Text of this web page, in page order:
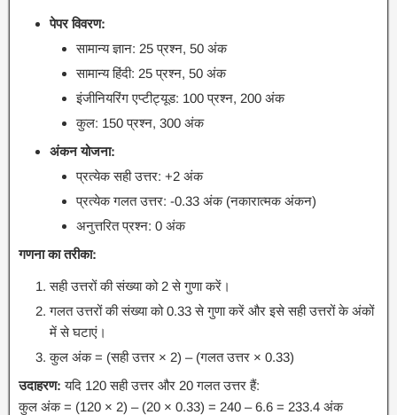
पेपर विवरण:
सामान्य ज्ञान: 25 प्रश्न, 50 अंक
सामान्य हिंदी: 25 प्रश्न, 50 अंक
इंजीनियरिंग एप्टीट्यूड: 100 प्रश्न, 200 अंक
कुल: 150 प्रश्न, 300 अंक
अंकन योजना:
प्रत्येक सही उत्तर: +2 अंक
प्रत्येक गलत उत्तर: -0.33 अंक (नकारात्मक अंकन)
अनुत्तरित प्रश्न: 0 अंक
गणना का तरीका:
सही उत्तरों की संख्या को 2 से गुणा करें।
गलत उत्तरों की संख्या को 0.33 से गुणा करें और इसे सही उत्तरों के अंकों
में से घटाएं।
कुल अंक = (सही उत्तर × 2) – (गलत उत्तर × 0.33)
उदाहरण: यदि 120 सही उत्तर और 20 गलत उत्तर हैं:
कुल अंक = (120 × 2) – (20 × 0.33) = 240 – 6.6 = 233.4 अंक